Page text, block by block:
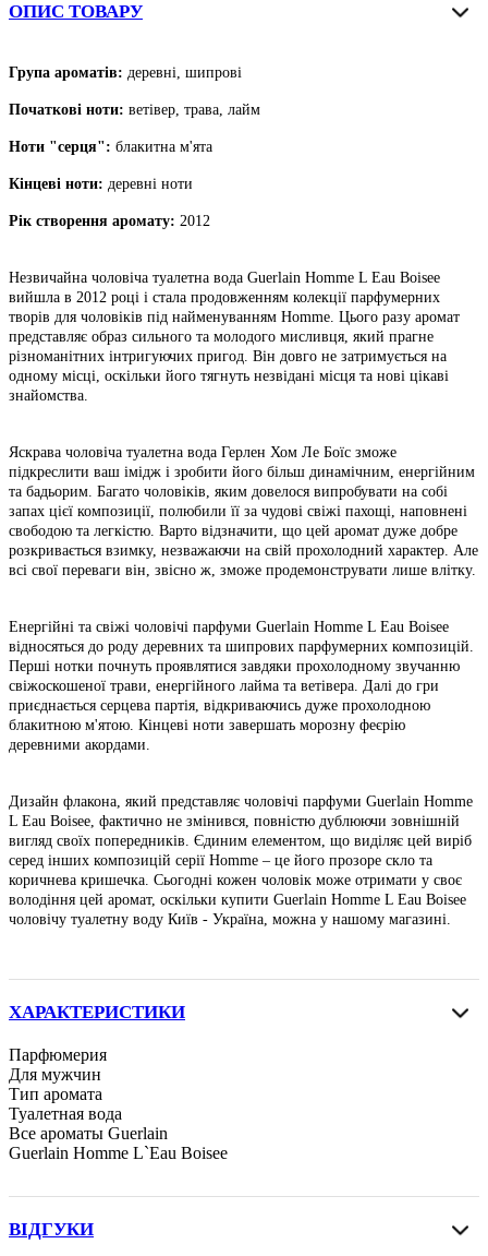
ОПИС ТОВАРУ
Група ароматів: деревні, шипрові
Початкові ноти: ветівер, трава, лайм
Ноти "серця": блакитна м'ята
Кінцеві ноти: деревні ноти
Рік створення аромату: 2012
Незвичайна чоловіча туалетна вода Guerlain Homme L Eau Boisee
вийшла в 2012 році і стала продовженням колекції парфумерних
творів для чоловіків під найменуванням Homme. Цього разу аромат
представляє образ сильного та молодого мисливця, який прагне
різноманітних інтригуючих пригод. Він довго не затримується на
одному місці, оскільки його тягнуть незвідані місця та нові цікаві
знайомства.
Яскрава чоловіча туалетна вода Герлен Хом Ле Боїс зможе
підкреслити ваш імідж і зробити його більш динамічним, енергійним
та бадьорим. Багато чоловіків, яким довелося випробувати на собі
запах цієї композиції, полюбили її за чудові свіжі пахощі, наповнені
свободою та легкістю. Варто відзначити, що цей аромат дуже добре
розкривається взимку, незважаючи на свій прохолодний характер. Але
всі свої переваги він, звісно ж, зможе продемонструвати лише влітку.
Енергійні та свіжі чоловічі парфуми Guerlain Homme L Eau Boisee
відносяться до роду деревних та шипрових парфумерних композицій.
Перші нотки почнуть проявлятися завдяки прохолодному звучанню
свіжоскошеної трави, енергійного лайма та ветівера. Далі до гри
приєднається серцева партія, відкриваючись дуже прохолодною
блакитною м'ятою. Кінцеві ноти завершать морозну феєрію
деревними акордами.
Дизайн флакона, який представляє чоловічі парфуми Guerlain Homme
L Eau Boisee, фактично не змінився, повністю дублюючи зовнішній
вигляд своїх попередників. Єдиним елементом, що виділяє цей виріб
серед інших композицій серії Homme – це його прозоре скло та
коричнева кришечка. Сьогодні кожен чоловік може отримати у своє
володіння цей аромат, оскільки купити Guerlain Homme L Eau Boisee
чоловічу туалетну воду Київ - Україна, можна у нашому магазині.
ХАРАКТЕРИСТИКИ
Парфюмерия
Для мужчин
Тип аромата
Туалетная вода
Все ароматы Guerlain
Guerlain Homme L`Eau Boisee
ВІДГУКИ